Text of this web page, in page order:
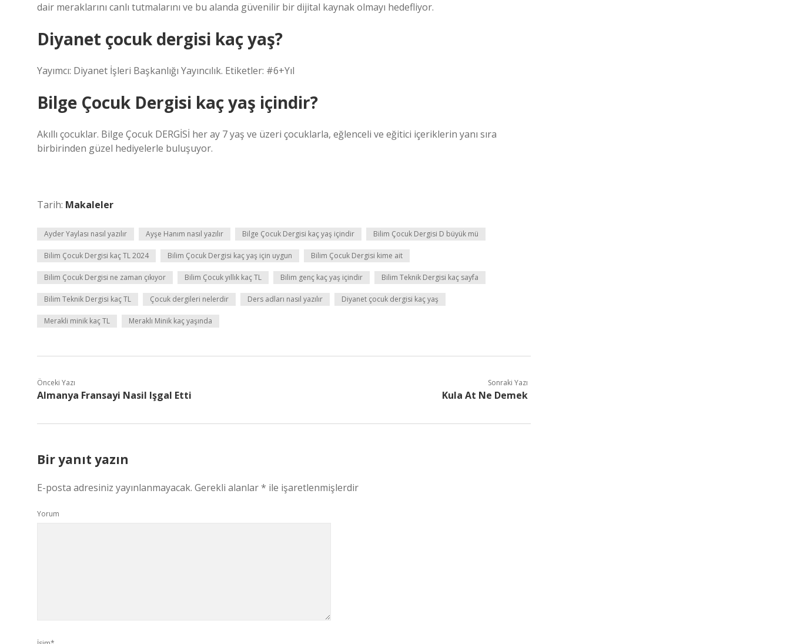
dair meraklarını canlı tutmalarını ve bu alanda güvenilir bir dijital kaynak olmayı hedefliyor.
Diyanet çocuk dergisi kaç yaş?
Yayımcı: Diyanet İşleri Başkanlığı Yayıncılık. Etiketler: #6+Yıl
Bilge Çocuk Dergisi kaç yaş içindir?
Akıllı çocuklar. Bilge Çocuk DERGİSİ her ay 7 yaş ve üzeri çocuklarla, eğlenceli ve eğitici içeriklerin yanı sıra
birbirinden güzel hediyelerle buluşuyor.
Tarih: Makaleler
Ayder Yaylası nasıl yazılır Ayşe Hanım nasıl yazılır Bilge Çocuk Dergisi kaç yaş içindir Bilim Çocuk Dergisi D büyük mü
Bilim Çocuk Dergisi kaç TL 2024 Bilim Çocuk Dergisi kaç yaş için uygun Bilim Çocuk Dergisi kime ait
Bilim Çocuk Dergisi ne zaman çıkıyor Bilim Çocuk yıllık kaç TL Bilim genç kaç yaş içindir Bilim Teknik Dergisi kaç sayfa
Bilim Teknik Dergisi kaç TL Çocuk dergileri nelerdir Ders adları nasıl yazılır Diyanet çocuk dergisi kaç yaş
Merakli minik kaç TL Meraklı Minik kaç yaşında
Önceki Yazı
Almanya Fransayi Nasil Işgal Etti
Sonraki Yazı
Kula At Ne Demek
Bir yanıt yazın
E-posta adresiniz yayınlanmayacak. Gerekli alanlar* ile işaretlenmişlerdir
Yorum